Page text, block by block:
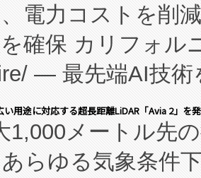
ドバッチ施設の
プライチェーン
張性が高く、持
を活用した現地生
の費用負担を大
を大幅に拡大する
電力コストを削
確保 カリフォル
— 最先端AI技術
・アンド：本社
信平）と、エンタ
は、日本にあ
用途に対応する超長距離LiDAR「Avia 2」を
1,000メートル先
らゆる気象条件